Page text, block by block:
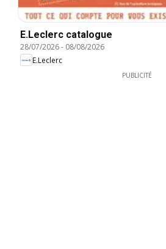
E.Leclerc catalogue
28/07/2026- 08/08/2026
E.Leclerc
PUBLICITÉ